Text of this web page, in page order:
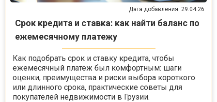
Дата добавления: 29.04.26
Срок кредита и ставка: как найти баланс по
ежемесячному платежу
Как подобрать срок и ставку кредита, чтобы
ежемесячный платёж был комфортным: шаги
оценки, преимущества и риски выбора короткого
или длинного срока, практические советы для
покупателей недвижимости в Грузии.